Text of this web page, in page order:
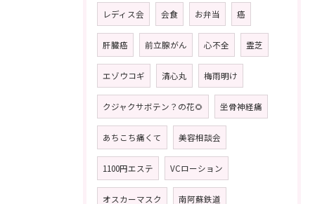
レディス会 会食 お弁当 癌
肝臓癌 前立腺がん 心不全 霊芝
エゾウコギ 清心丸 梅雨明け
クジャクサボテン？の花🌻 坐骨神経痛
あちこち痛くて 美容相談会
1100円エステ VCローション
オスカーマスク 南阿蘇鉄道